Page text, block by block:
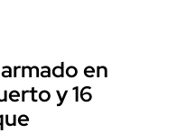
en
y 16